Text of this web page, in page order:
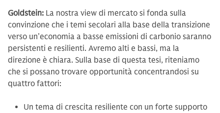
Goldstein: La nostra view di mercato si fonda sulla
convinzione che i temi secolari alla base della transizione
verso un’economia a basse emissioni di carbonio saranno
persistenti e resilienti. Avremo alti e bassi, ma la
direzione è chiara. Sulla base di questa tesi, riteniamo
che si possano trovare opportunità concentrandosi su
quattro fattori:
Un tema di crescita resiliente con un forte supporto